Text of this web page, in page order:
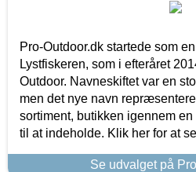
Pro-Outdoor.dk startede som
Lystfiskeren, som i efteråret
Outdoor. Navneskiftet var en
men det nye navn
sortiment, butikken igennem
til at indeholde. Klik her for at
Se udvalget på